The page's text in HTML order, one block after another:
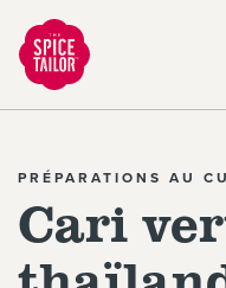
Link to the homepage
PRÉPARATIONS AU
Cari